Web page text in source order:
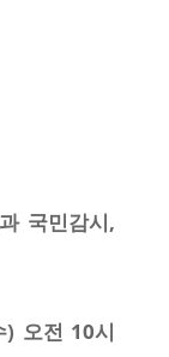
국민감시,
오전 10시